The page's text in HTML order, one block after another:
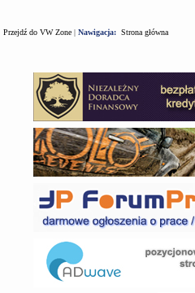
Przejdź do VW Zone | Nawigacja: Strona główna